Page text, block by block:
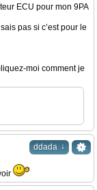
ECU pour mon 9PA
pas si c’est pour le
moi comment je
ddada ↓